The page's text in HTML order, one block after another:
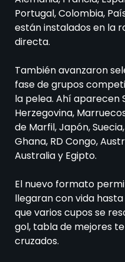
Portugal, Colombia,
están instalados en la
directa.
También avanzaron
fase de grupos
la pelea. Ahí aparecen
Herzegovina,
de Marfil, Japón,
Ghana, RD Congo,
Australia y Egipto.
El nuevo formato
llegaran con vida
que varios cupos se
gol, tabla de mejores
cruzados.